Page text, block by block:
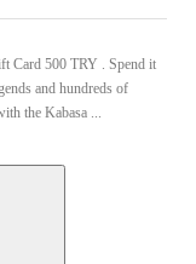
Card 500 TRY . Spend it
and hundreds of
the Kabasa ...